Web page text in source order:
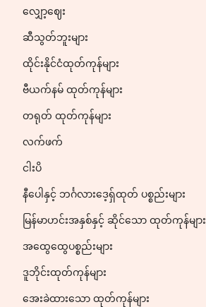
လျှော့ဈေး
ဆီသွတ်ဘူးများ
ထိုင်းနိုင်ငံထုတ်ကုန်များ
ဗီယက်နမ် ထုတ်ကုန်များ
တရုတ် ထုတ်ကုန်များ
လက်ဖက်
ငါးပိ
နီပေါနှင့် ဘင်္ဂလားဒေ့ရှ်ထုတ် ပစ္စည်းများ
မြန်မာဟင်းအနှစ်နှင့် ဆိုင်သော ထုတ်ကုန်များ
အထွေထွေပစ္စည်းများ
ဒူဘိုင်းထုတ်ကုန်များ
အေးခဲထားသော ထုတ်ကုန်များ